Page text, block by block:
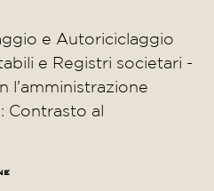
e Autoriciclaggio
e Registri societari -
l’amministrazione
Contrasto al